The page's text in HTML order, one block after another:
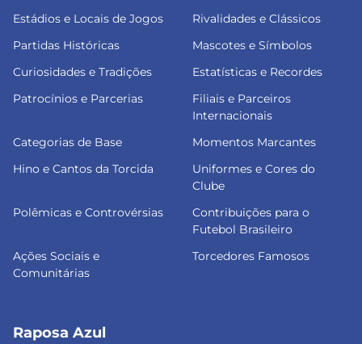
Estádios e Locais de Jogos
Rivalidades e Clássicos
Partidas Históricas
Mascotes e Símbolos
Curiosidades e Tradições
Estatísticas e Recordes
Patrocínios e Parcerias
Filiais e Parceiros
Internacionais
Categorias de Base
Momentos Marcantes
Hino e Cantos da Torcida
Uniformes e Cores do
Clube
Polêmicas e Controvérsias
Contribuições para o
Futebol Brasileiro
Ações Sociais e
Comunitárias
Torcedores Famosos
Raposa Azul